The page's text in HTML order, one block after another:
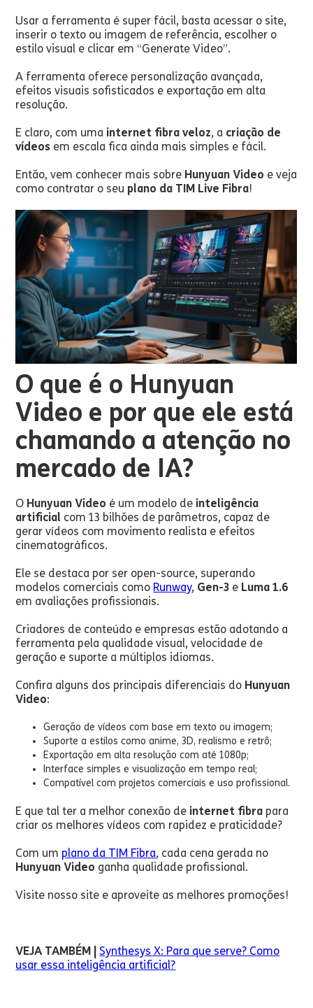
Usar a ferramenta é super fácil, basta acessar o site,
inserir o texto ou imagem de referência, escolher o
estilo visual e clicar em “Generate Video”.
A ferramenta oferece personalização avançada,
efeitos visuais sofisticados e exportação em alta
resolução.
E claro, com uma internet fibra veloz, a criação de
vídeos em escala fica ainda mais simples e fácil.
Então, vem conhecer mais sobre Hunyuan Video e veja
como contratar o seu plano da TIM Live Fibra!
O que é o Hunyuan
Video e por que ele está
chamando a atenção no
mercado de IA?
O Hunyuan Video é um modelo de inteligência
artificial com 13 bilhões de parâmetros, capaz de
gerar vídeos com movimento realista e efeitos
cinematográficos.
Ele se destaca por ser open-source, superando
modelos comerciais como Runway, Gen-3 e Luma 1.6
em avaliações profissionais.
Criadores de conteúdo e empresas estão adotando a
ferramenta pela qualidade visual, velocidade de
geração e suporte a múltiplos idiomas.
Confira alguns dos principais diferenciais do Hunyuan
Video:
Geração de vídeos com base em texto ou imagem;
Suporte a estilos como anime, 3D, realismo e retrô;
Exportação em alta resolução com até 1080p;
Interface simples e visualização em tempo real;
Compatível com projetos comerciais e uso profissional.
E que tal ter a melhor conexão de internet fibra para
criar os melhores vídeos com rapidez e praticidade?
Com um plano da TIM Fibra, cada cena gerada no
Hunyuan Video ganha qualidade profissional.
Visite nosso site e aproveite as melhores promoções!
VEJA TAMBÉM |
Synthesys X: Para que serve? Como
usar essa inteligência artificial?